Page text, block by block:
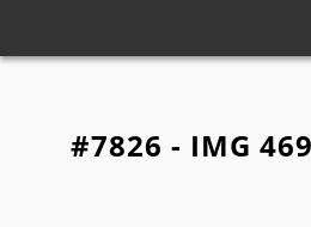
#7826 - IMG